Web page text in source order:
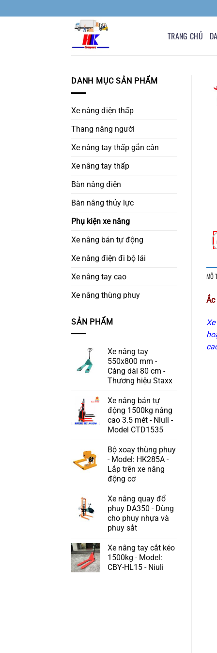
qua
TRANG CHỦ
DANH MỤC SẢN PHẨM
Xe nâng điện thấp
Thang nâng người
Xe nâng tay thấp gắn cân
Xe nâng tay thấp
Bàn nâng điện
Bàn nâng thủy lực
Phụ kiện xe nâng
Xe nâng bán tự động
Xe nâng điện đi bộ lái
Xe nâng tay cao
Xe nâng thùng phuy
SẢN PHẨM
Xe nâng tay
550x800 mm -
Càng dài 80 cm -
Thương hiệu Staxx
Xe nâng bán tự
động 1500kg nâng
cao 3.5 mét - Niuli -
Model CTD1535
Bộ xoay thùng phuy
- Model: HK285A -
Lắp trên xe nâng
động cơ
Xe nâng quay đổ
phuy DA350 - Dùng
cho phuy nhựa và
phuy sắt
Xe nâng tay cắt kéo
1500kg - Model:
CBY-HL15 - Niuli
MÔ